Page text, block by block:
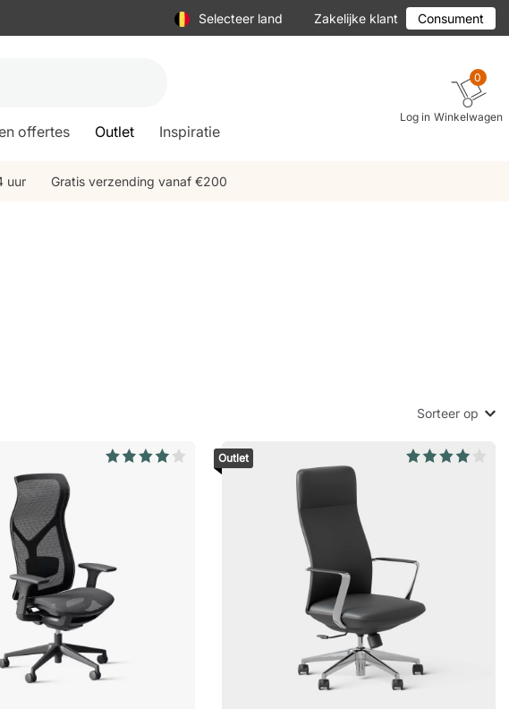
Selecteer land Zakelijke klant Consument
offertes Outlet Inspiratie
Log in
0
Winkelwagen
uur Gratis verzending vanaf €200
Sorteer op
Outlet